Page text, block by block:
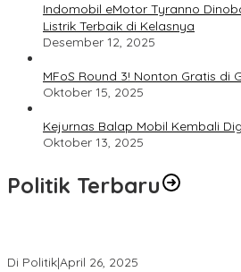
Indomobil eMotor Tyranno
Listrik Terbaik di Kelasnya
Desember 12, 2025
MFoS Round 3! Nonton Gratis di
Oktober 15, 2025
Kejurnas Balap Mobil Kembali
Oktober 13, 2025
Politik Terbaru
Di Politik|April 26, 2025